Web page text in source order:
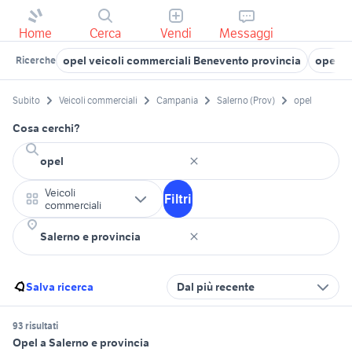
Home Cerca Vendi Messaggi
Ricerche opel veicoli commerciali Benevento provincia opel
Subito Veicoli commerciali Campania Salerno (Prov) opel
Cosa cerchi?
Veicoli
commerciali
Filtri
Salva ricerca Dal più recente
93 risultati
Opel a Salerno e provincia